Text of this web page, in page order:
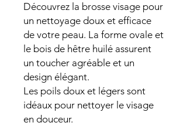
Découvrez la brosse visage pour
un nettoyage doux et efficace
de votre peau. La forme ovale et
le bois de hêtre huilé assurent
un toucher agréable et un
design élégant.
Les poils doux et légers sont
idéaux pour nettoyer le visage
en douceur.